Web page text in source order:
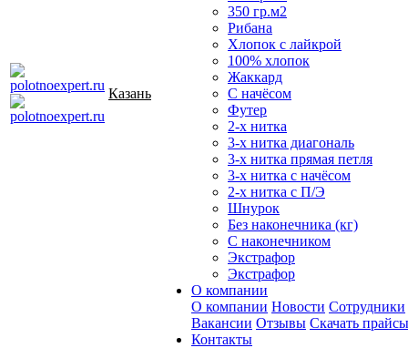
Казань
350 гр.м2
Рибана
Хлопок с лайкрой
100% хлопок
Жаккард
С начёсом
Футер
2-х нитка
3-х нитка диагональ
3-х нитка прямая петля
3-х нитка с начёсом
2-х нитка с П/Э
Шнурок
Без наконечника (кг)
С наконечником
Экстрафор
Экстрафор
О компании
О компании Новости Сотрудники
Вакансии Отзывы Скачать прайсы
Контакты